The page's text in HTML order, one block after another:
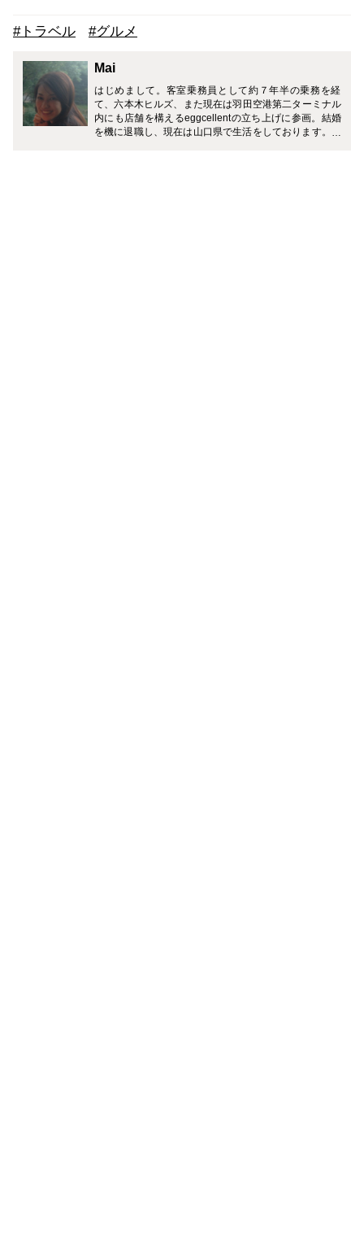
#トラベル #グルメ
Mai
はじめまして。客室乗務員として約７年半の乗務を経
て、六本木ヒルズ、また現在は羽田空港第二ターミナル
内にも店舗を構えるeggcellentの立ち上げに参画。結婚
を機に退職し、現在は山口県で生活をしております。 C